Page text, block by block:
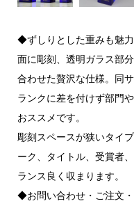
◆ずしりとした重みも魅
面に彫刻、透明ガラス部
合わせた贅沢な仕様。同
ランクに差を付けず部門
おススメです。
彫刻スペースが狭いタイ
ーク、タイトル、受賞者
ランス良く収まります。
◆お問い合わせ・ご注文